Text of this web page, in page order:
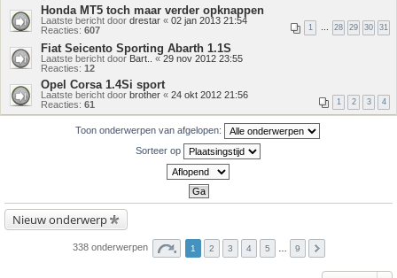
Honda MT5 toch maar verder opknappen
Laatste bericht door drestar « 02 jan 2013 21:54
Reacties: 607 1 … 28 29 30 31
Fiat Seicento Sporting Abarth 1.1S
Laatste bericht door Bart.. «29 nov 2012 23:55
Reacties: 12
Opel Corsa 1.4Si sport
Laatste bericht door brother « 24 okt 2012 21:56
Reacties: 61 1 2 3 4
Toon onderwerpen van afgelopen:
Sorteer op
Nieuw onderwerp
338 onderwerpen 1 2 3 4 5 9